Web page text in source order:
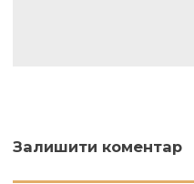
Залишити коментар